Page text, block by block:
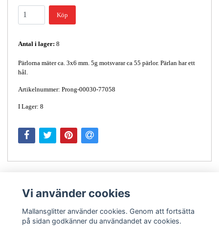
Köp
Antal i lager: 8
Pärlorna mäter ca. 3x6 mm. 5g motsvarar ca 55 pärlor. Pärlan har ett
hål.
Artikelnummer: Prong-00030-77058
I Lager: 8
Vi använder cookies
Mallansglitter använder cookies. Genom att fortsätta
på sidan godkänner du användandet av cookies.